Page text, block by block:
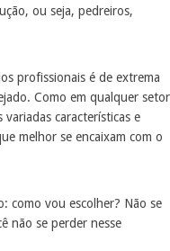
ou seja, pedreiros,
profissionais é de extrema
Como em qualquer setor
características e
melhor se encaixam com o
como vou escolher? Não se
não se perder nesse